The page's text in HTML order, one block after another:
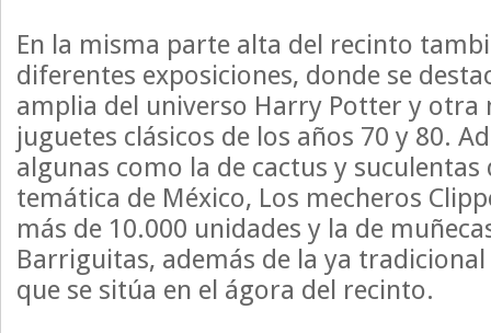
En la misma parte alta del recinto
diferentes exposiciones, donde se
amplia del universo Harry Potter y otra
juguetes clásicos de los años 70 y 80.
algunas como la de cactus y suculentas
temática de México, Los mecheros
más de 10.000 unidades y la de
Barriguitas, además de la ya tradicional
que se sitúa en el ágora del recinto.